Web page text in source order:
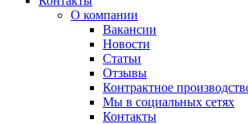
О компании
Вакансии
Новости
Статьи
Отзывы
Контрактное
Мы в социальных сетях
Контакты